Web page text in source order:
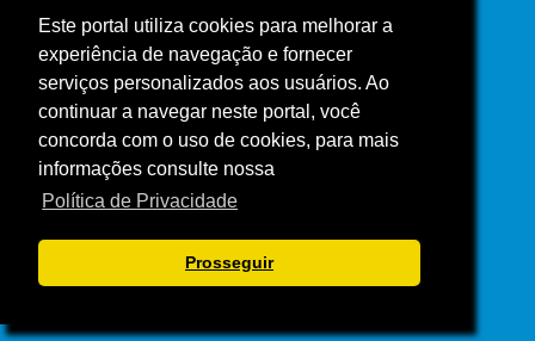
Este portal utiliza cookies para melhorar a
experiência de navegação e fornecer
serviços personalizados aos usuários. Ao
continuar a navegar neste portal, você
concorda com o uso de cookies, para mais
informações consulte nossa
Política de Privacidade
Prosseguir
CEP: 11704-900
Telefone:(13) 3496-2000
Atendimento: segunda a sexta - das 9h às 16h
Assessoria de Imprensa
ACOMPANHE A PREFEITURA NAS REDES SOCIAIS